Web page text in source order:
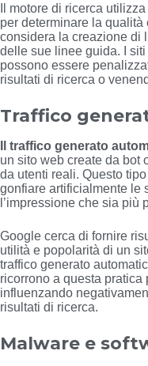
Il motore di ricerca
per determinare la
considera la creazione di
delle sue linee guida. I
possono essere
risultati di ricerca o
Traffico
Il traffico generato
un sito web create da bot
da utenti reali. Questo
gonfiare artificialmente le
l’impressione che sia
Google cerca di fornire
utilità e popolarità di un
traffico generato
ricorrono a questa
influenzando
risultati di ricerca.
Malware e